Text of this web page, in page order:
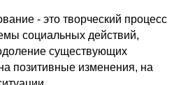
- это творческий процесс
социальных действий,
существующих
позитивные изменения, на